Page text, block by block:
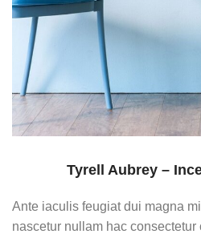
Tyrell Aubrey –
Ante iaculis feugiat dui magna
nascetur nullam hac consectetur